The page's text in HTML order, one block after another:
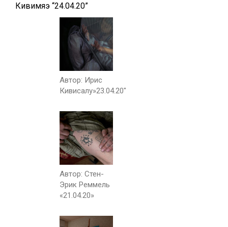
Кивимяэ “24.04.20”
Автор: Ирис
Кивисалу»23.04.20″
Автор: Стен-
Эрик Реммель
«21.04.20»